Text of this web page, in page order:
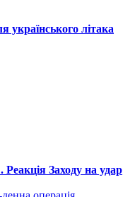
українського літака
Заходу на удар